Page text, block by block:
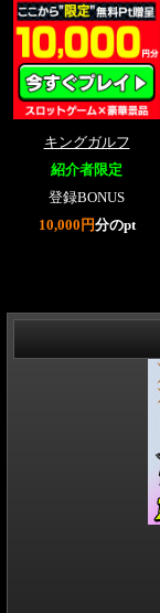
キングガルフ
紹介者限定
登録BONUS
10,000円分のpt